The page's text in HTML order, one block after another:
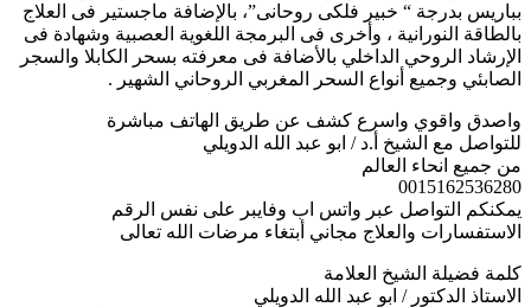
بباريس بدرجة “ خبير فلكى روحانى”، بالإضافة ماجستير فى العلاج
بالطاقة النورانية ، وأخرى فى البرمجة اللغوية العصبية وشهادة فى
الإرشاد الروحي الداخلي بالأضافة فى معرفته بسحر الكابلا والسجر
الصابئي وجميع أنواع السحر المغربي الروحاني الشهير .
واصدق واقوي واسرع كشف عن طريق الهاتف مباشرة
للتواصل مع الشيخ أ.د / ابو عبد الله الدويلي
من جميع انحاء العالم
0015162536280
يمكنكم التواصل عبر واتس اب وفايبر على نفس الرقم
الاستفسارات والعلاج مجاني أبتغاء مرضات الله تعالى
كلمة فضيلة الشيخ العلامة
الاستاذ الدكتور / ابو عبد الله الدويلي